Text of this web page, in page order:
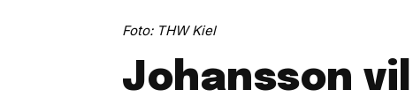
Foto: THW Kiel
Johansson